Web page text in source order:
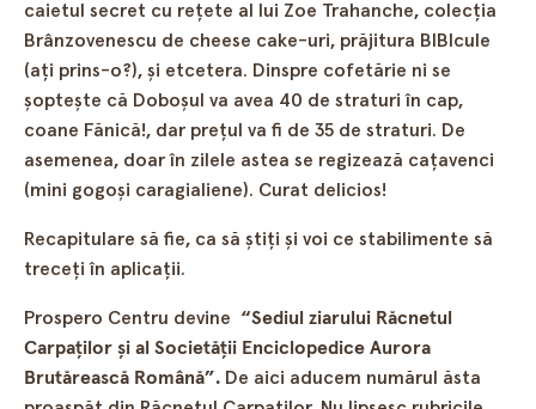
caietul secret cu reţete al lui Zoe Trahanche, colecţia
Brânzovenescu de cheese cake-uri, prăjitura BIBIcule
(aţi prins-o?), şi etcetera. Dinspre cofetărie ni se
şopteşte că Doboşul va avea 40 de straturi în cap,
coane Fănică!, dar preţul va fi de 35 de straturi. De
asemenea, doar în zilele astea se regizează caţavenci
(mini gogoşi caragialiene). Curat delicios!
Recapitulare să fie, ca să ştiţi şi voi ce stabilimente să
treceţi în aplicaţii.
Prospero Centru devine “Sediul ziarului Răcnetul
Carpaţilor şi al Societăţii Enciclopedice Aurora
Brutărească Română”. De aici aducem numărul ăsta